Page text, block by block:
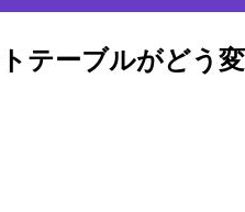
ーブルがどう